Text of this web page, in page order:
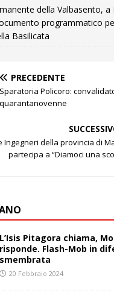
della Valbasento, a
programmatico
Basilicata
PRECEDENTE
Sparatoria Policoro:
quarantanovenne
Ingegneri della provincia di
partecipa a “Diamoci una
L’Isis Pitagora chiama,
risponde. Flash-Mob in
smembrata
20 Febbraio 2024